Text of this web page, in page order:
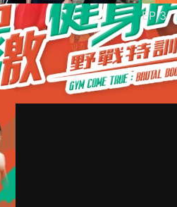
EP3